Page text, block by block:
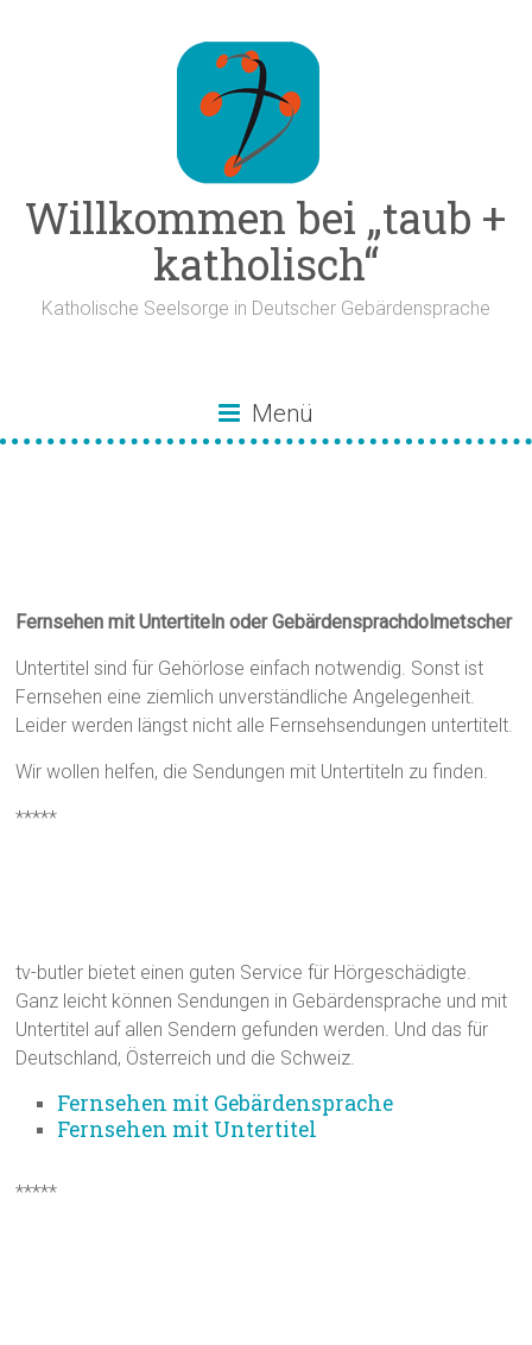
Willkommen bei „taub +
katholisch“
Katholische Seelsorge in Deutscher Gebärdensprache
Menü
Fernsehen mit Untertiteln oder Gebärdensprachdolmetscher
Untertitel sind für Gehörlose einfach notwendig. Sonst ist
Fernsehen eine ziemlich unverständliche Angelegenheit.
Leider werden längst nicht alle Fernsehsendungen untertitelt.
Wir wollen helfen, die Sendungen mit Untertiteln zu finden.
*****
tv-butler bietet einen guten Service für Hörgeschädigte.
Ganz leicht können Sendungen in Gebärdensprache und mit
Untertitel auf allen Sendern gefunden werden. Und das für
Deutschland, Österreich und die Schweiz.
Fernsehen mit Gebärdensprache
Fernsehen mit Untertitel
*****